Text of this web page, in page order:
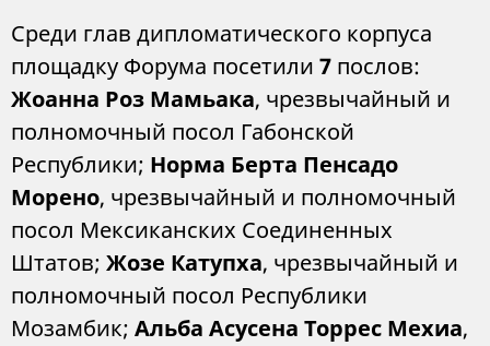
Среди глав дипломатического корпуса
площадку Форума посетили 7 послов:
Жоанна Роз Мамьака, чрезвычайный и
полномочный посол Габонской
Республики; Норма Берта Пенсадо
Морено, чрезвычайный и полномочный
посол Мексиканских Соединенных
Штатов; Жозе Катупха, чрезвычайный и
полномочный посол Республики
Мозамбик; Альба Асусена Торрес Мехиа,